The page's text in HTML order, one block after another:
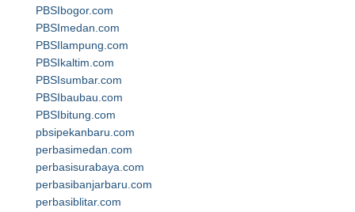
PBSIbogor.com
PBSImedan.com
PBSIlampung.com
PBSIkaltim.com
PBSIsumbar.com
PBSIbaubau.com
PBSIbitung.com
pbsipekanbaru.com
perbasimedan.com
perbasisurabaya.com
perbasibanjarbaru.com
perbasiblitar.com